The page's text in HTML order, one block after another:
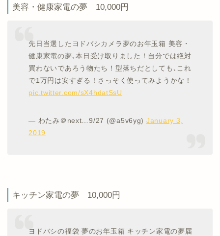
美容・健康家電の夢 10,000円
先日当選したヨドバシカメラ夢のお年玉箱 美容・
健康家電の夢､本日受け取りました！自分では絶対
買わないであろう物たち！型落ちだとしても､これ
で1万円は安すぎる！さっそく使ってみようかな！
pic.twitter.com/sX4hdatSsU
— わたみ＠next…9/27 (@a5v6yg) January 3,
2019
キッチン家電の夢 10,000円
ヨドバシの福袋 夢のお年玉箱 キッチン家電の夢届